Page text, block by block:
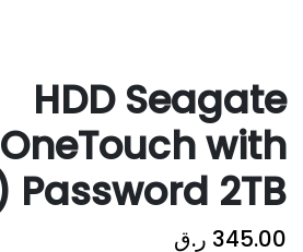
HDD Seagate
OneTouch with
Password 2TB (أزرق)
345.00 ر.ق